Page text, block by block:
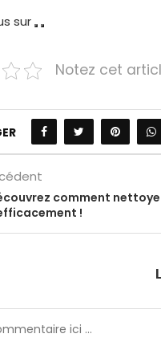
sur
Notez cet
comment
!